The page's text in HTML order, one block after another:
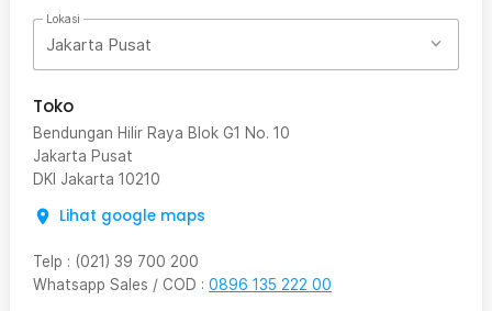
Lokasi
Jakarta Pusat
Toko
Bendungan Hilir Raya Blok G1 No. 10
Jakarta Pusat
DKI Jakarta 10210
Lihat google maps
Telp : (021) 39 700 200
Whatsapp Sales / COD : 0896 135 222 00